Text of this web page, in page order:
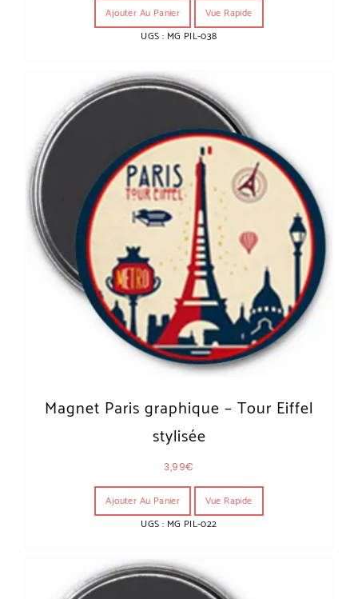
Ajouter Au Panier
Vue Rapide
UGS : MG PIL-038
Magnet Paris graphique – Tour Eiffel
stylisée
3,99€
Ajouter Au Panier
Vue Rapide
UGS : MG PIL-022